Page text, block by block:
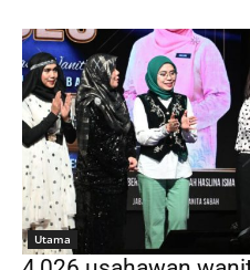
Utama